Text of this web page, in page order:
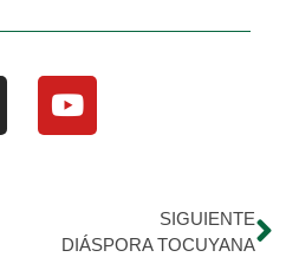
SIGUIENTE
DIÁSPORA TOCUYANA